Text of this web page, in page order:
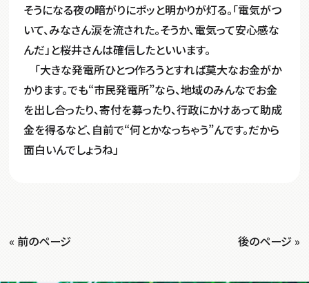
そうになる夜の暗がりにポッと明かりが灯る。「電気がつ
いて、みなさん涙を流された。そうか、電気って安心感な
んだ」と桜井さんは確信したといいます。
「大きな発電所ひとつ作ろうとすれば莫大なお金がか
かります。でも“市民発電所”なら、地域のみんなでお金
を出し合ったり、寄付を募ったり、行政にかけあって助成
金を得るなど、自前で“何とかなっちゃう”んです。だから
面白いんでしょうね」
« 前のページ 後のページ »